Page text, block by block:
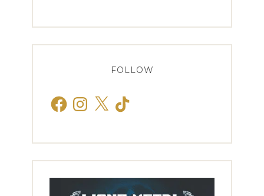
FOLLOW
FacebookInstagram
X TikTok